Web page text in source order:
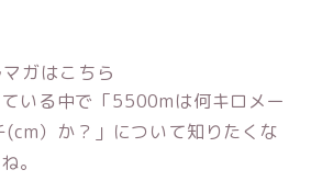
ガはこちら
いる中で「5500mは何キロメー
(cm）か？」について知りたくな
。